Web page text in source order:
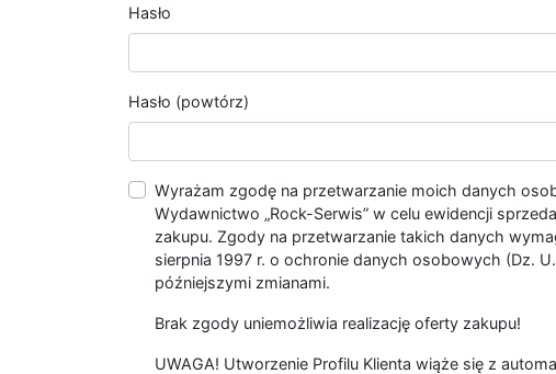
Hasło
Hasło (powtórz)
Wyrażam zgodę na przetwarzanie moich danych
Wydawnictwo „Rock-Serwis” w celu ewidencji
zakupu. Zgody na przetwarzanie takich danych
sierpnia 1997 r. o ochronie danych osobowych (Dz.
późniejszymi zmianami.
Brak zgody uniemożliwia realizację oferty zakupu!
UWAGA! Utworzenie Profilu Klienta wiąże się z